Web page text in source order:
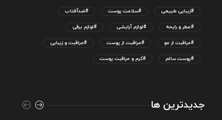
#زیبایی طبیعی #سلامت پوست #ضدآفتاب
#عطر و رایحه #لوازم آرایشی #لوازم برقی
#مراقبت از مو #مراقبت از پوست #مراقبت و زیبایی
#پوست سالم #کرم و مراقبت پوست
جدیدترین ها